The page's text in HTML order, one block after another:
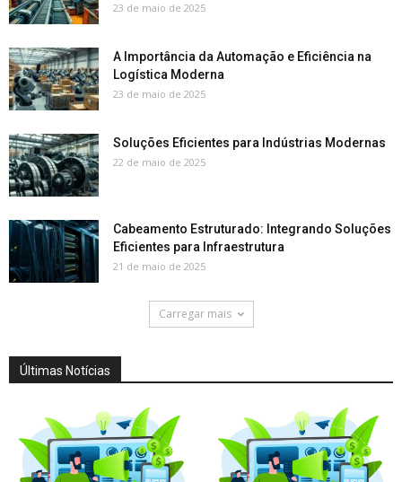
23 de maio de 2025
A Importância da Automação e Eficiência na
Logística Moderna
23 de maio de 2025
Soluções Eficientes para Indústrias Modernas
22 de maio de 2025
Cabeamento Estruturado: Integrando Soluções
Eficientes para Infraestrutura
21 de maio de 2025
Carregar mais
Últimas Notícias